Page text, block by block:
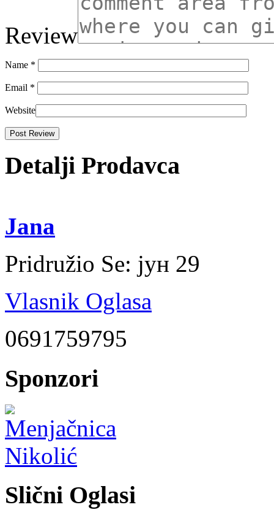
Review
Name *
Email *
Website
Detalji Prodavca
Jana
Pridružio Se: јун 29
Vlasnik Oglasa
0691759795
Sponzori
Slični Oglasi